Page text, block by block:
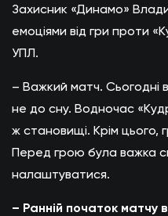
Захисник «Динамо»
емоціями від гри проти
УПЛ.
– Важкий матч. Сьогодні
не до сну. Водночас
ж становищі. Крім цього,
Перед грою була важка
налаштуватися.
– Ранній початок матчу